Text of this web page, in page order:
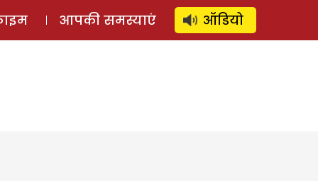
लॉग इन ⚲ SUBSCRIBE
आपकी समस्याएं ऑडियो